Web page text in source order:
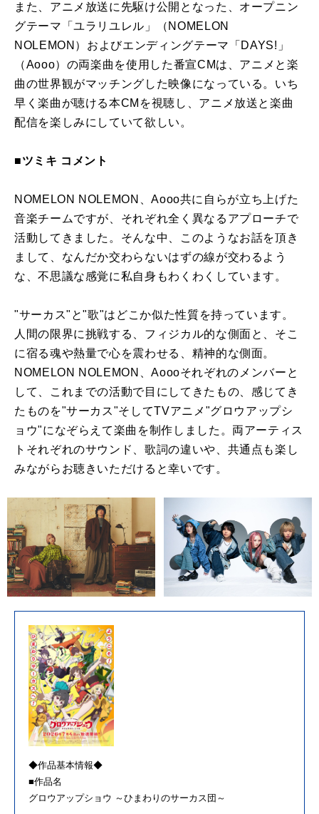
また、アニメ放送に先駆け公開となった、オープニン
グテーマ「ユラリユレル」（NOMELON
NOLEMON）およびエンディングテーマ「DAYS!」
（Aooo）の両楽曲を使用した番宣CMは、アニメと楽
曲の世界観がマッチングした映像になっている。いち
早く楽曲が聴ける本CMを視聴し、アニメ放送と楽曲
配信を楽しみにしていて欲しい。
■ツミキ コメント
NOMELON NOLEMON、Aooo共に自らが立ち上げた
音楽チームですが、それぞれ全く異なるアプローチで
活動してきました。そんな中、このようなお話を頂き
まして、なんだか交わらないはずの線が交わるよう
な、不思議な感覚に私自身もわくわくしています。
"サーカス"と"歌"はどこか似た性質を持っています。
人間の限界に挑戦する、フィジカル的な側面と、そこ
に宿る魂や熱量で心を震わせる、精神的な側面。
NOMELON NOLEMON、Aoooそれぞれのメンバーと
して、これまでの活動で目にしてきたもの、感じてき
たものを"サーカス"そしてTVアニメ"グロウアップシ
ョウ"になぞらえて楽曲を制作しました。両アーティス
トそれぞれのサウンド、歌詞の違いや、共通点も楽し
みながらお聴きいただけると幸いです。
◆作品基本情報◆
■作品名
グロウアップショウ ～ひまわりのサーカス団～